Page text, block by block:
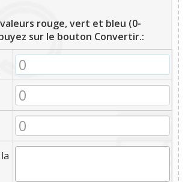
rouge, vert et bleu (0-
sur le bouton Convertir.: